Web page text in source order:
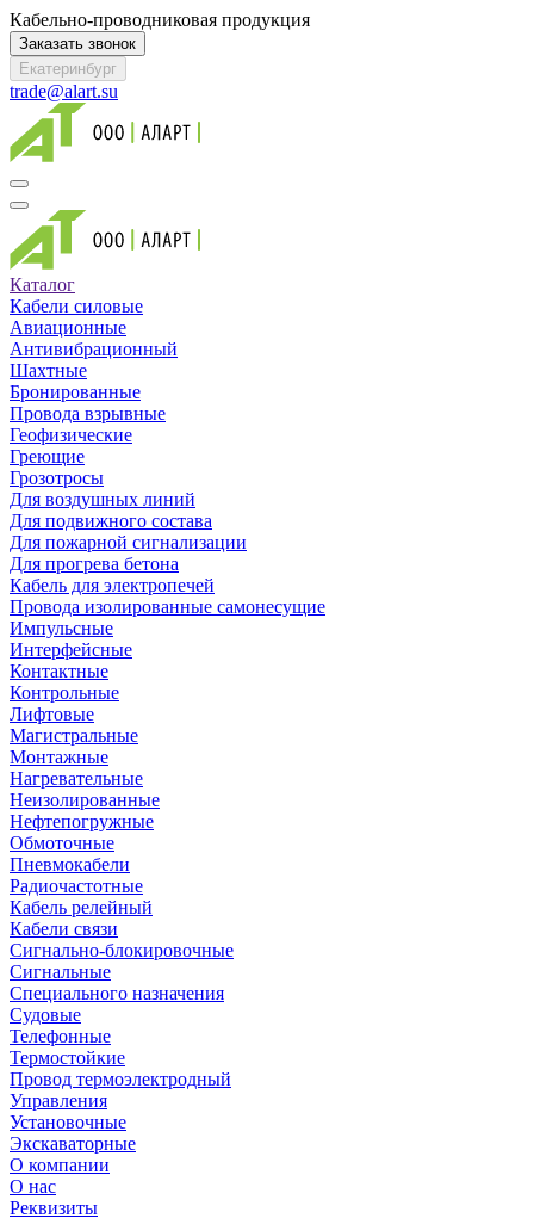
Кабельно-проводниковая продукция
Заказать звонок
Екатеринбург
trade@alart.su
Каталог
Кабели силовые
Авиационные
Антивибрационный
Шахтные
Бронированные
Провода взрывные
Геофизические
Греющие
Грозотросы
Для воздушных линий
Для подвижного состава
Для пожарной сигнализации
Для прогрева бетона
Кабель для электропечей
Провода изолированные самонесущие
Импульсные
Интерфейсные
Контактные
Контрольные
Лифтовые
Магистральные
Монтажные
Нагревательные
Неизолированные
Нефтепогружные
Обмоточные
Пневмокабели
Радиочастотные
Кабель релейный
Кабели связи
Сигнально-блокировочные
Сигнальные
Специального назначения
Судовые
Телефонные
Термостойкие
Провод термоэлектродный
Управления
Установочные
Экскаваторные
О компании
О нас
Реквизиты